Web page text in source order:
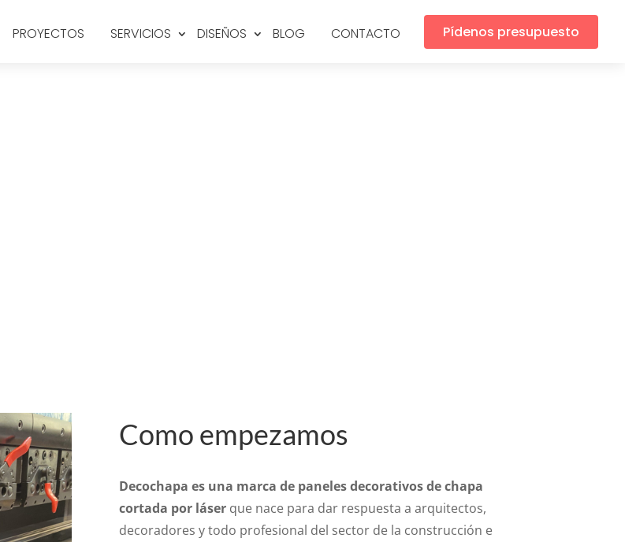
PROYECTOS SERVICIOS DISEÑOS BLOG CONTACTO Pídenos presupuesto
Como empezamos
Decochapa es una marca de paneles decorativos de chapa
cortada por láserque nace para dar respuesta a arquitectos,
decoradores y todo profesional del sector de la construcción e